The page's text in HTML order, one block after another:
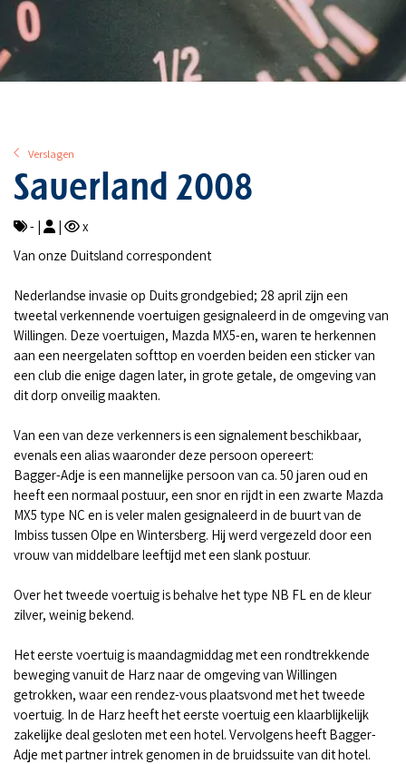
Verslagen
Sauerland 2008
- | |
x
Van onze Duitsland correspondent
Nederlandse invasie op Duits grondgebied; 28 april zijn een
tweetal verkennende voertuigen gesignaleerd in de omgeving van
Willingen. Deze voertuigen, Mazda MX5-en, waren te herkennen
aan een neergelaten softtop en voerden beiden een sticker van
een club die enige dagen later, in grote getale, de omgeving van
dit dorp onveilig maakten.
Van een van deze verkenners is een signalement beschikbaar,
evenals een alias waaronder deze persoon opereert:
Bagger-Adje is een mannelijke persoon van ca. 50 jaren oud en
heeft een normaal postuur, een snor en rijdt in een zwarte Mazda
MX5 type NC en is veler malen gesignaleerd in de buurt van de
Imbiss tussen Olpe en Wintersberg. Hij werd vergezeld door een
vrouw van middelbare leeftijd met een slank postuur.
Over het tweede voertuig is behalve het type NB FL en de kleur
zilver, weinig bekend.
Het eerste voertuig is maandagmiddag met een rondtrekkende
beweging vanuit de Harz naar de omgeving van Willingen
getrokken, waar een rendez-vous plaatsvond met het tweede
voertuig. In de Harz heeft het eerste voertuig een klaarblijkelijk
zakelijke deal gesloten met een hotel. Vervolgens heeft Bagger-
Adje met partner intrek genomen in de bruidssuite van dit hotel.